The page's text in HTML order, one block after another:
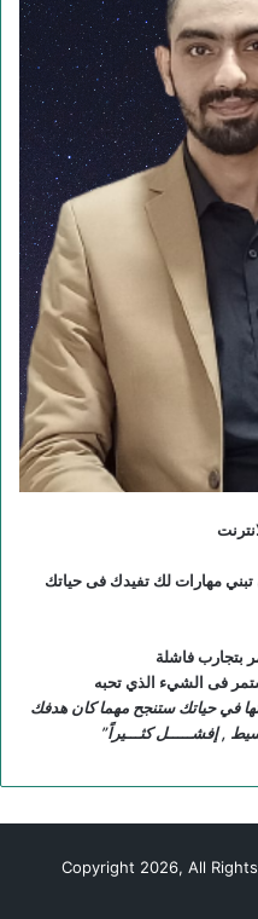
ق
ر
ا
م
ا
ل
م
و
ق
مهارات لك تفيدك فى حياتك
بتجارب فاشلة
فى الشيء الذي تحبه
في حياتك ستنجح مهما كان هدفك
, إفشـــــل كثـــيراً”